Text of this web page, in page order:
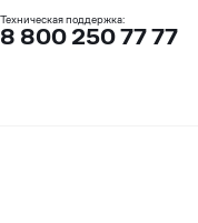
Техническая поддержка:
8 800 250 77 77